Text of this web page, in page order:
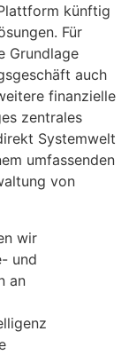
künftig
Für
Grundlage
auch
finanzielle
zentrales
Systemwelt
umfassenden
von
wir
und
an